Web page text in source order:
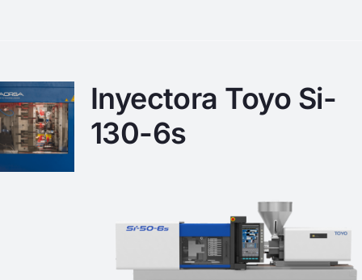
Inyectora Toyo Si-
130-6s